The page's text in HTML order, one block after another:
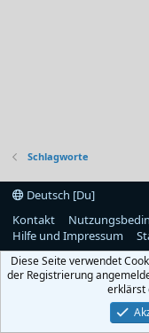
Schlagworte
Deutsch [Du]
Kontakt
Hilfe und Impressum
Diese Seite verwendet
der Registrierung
erklärst